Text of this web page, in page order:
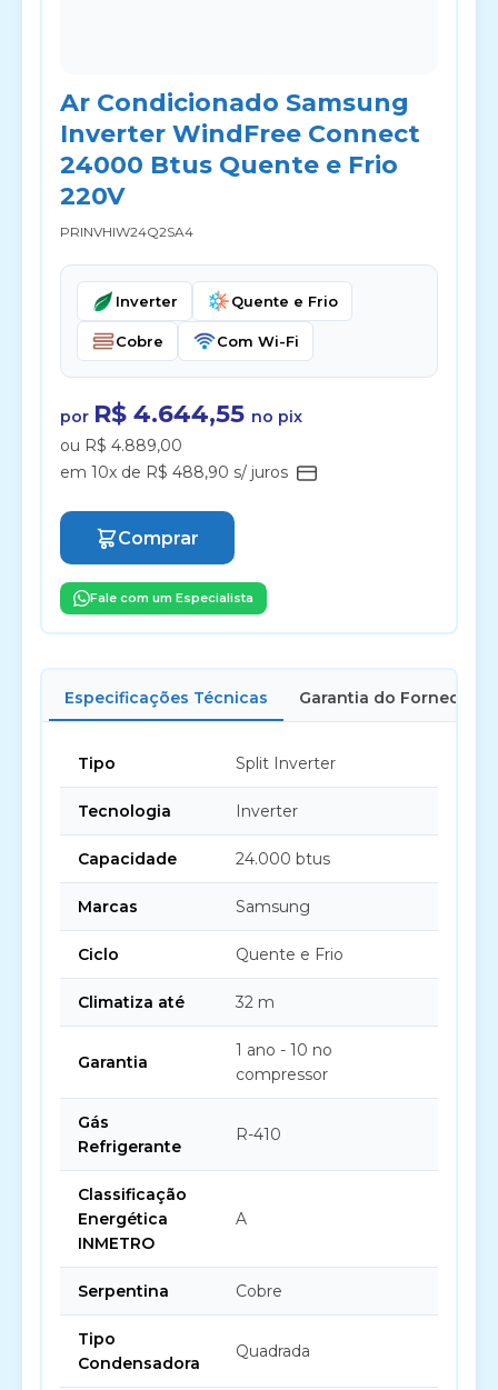
Ar Condicionado Samsung
Inverter WindFree Connect
24000 Btus Quente e Frio
220V
PRINVHIW24Q2SA4
Inverter Quente e Frio
Cobre Com Wi-Fi
por R$ 4.644,55 no pix
ou R$ 4.889,00
em 10x de R$ 488,90 s/ juros
Comprar
Fale com um Especialista
Especificações Técnicas Garantia do Fornecedor
Tipo Split Inverter
Tecnologia Inverter
Capacidade 24.000 btus
Marcas Samsung
Ciclo Quente e Frio
Climatiza até 32 m
Garantia
1 ano - 10 no
compressor
Gás
Refrigerante
R-410
Classificação
Energética
INMETRO
A
Serpentina Cobre
Tipo
Condensadora
Quadrada